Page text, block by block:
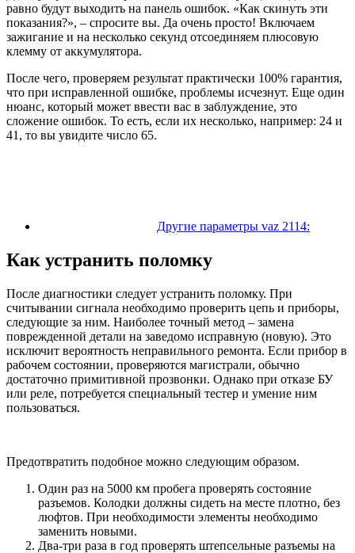
равно будут выходить на панель ошибок. «Как скинуть эти
показания?», – спросите вы. Да очень просто! Включаем
зажигание и на несколько секунд отсоединяем плюсовую
клемму от аккумулятора.
После чего, проверяем результат практически 100% гарантия,
что при исправленной ошибке, проблемы исчезнут. Еще один
нюанс, который может ввести вас в заблуждение, это
сложение ошибок. То есть, если их несколько, например: 24 и
41, то вы увидите число 65.
Другие параметры vaz 2114:
Как устранить поломку
После диагностики следует устранить поломку. При
считывании сигнала необходимо проверить цепь и приборы,
следующие за ним. Наиболее точный метод – замена
поврежденной детали на заведомо исправную (новую). Это
исключит вероятность неправильного ремонта. Если прибор в
рабочем состоянии, проверяются магистрали, обычно
достаточно примитивной прозвонки. Однако при отказе БУ
или реле, потребуется специальный тестер и умение ним
пользоваться.
Предотвратить подобное можно следующим образом.
Один раз на 5000 км пробега проверять состояние
разъемов. Колодки должны сидеть на месте плотно, без
люфтов. При необходимости элементы необходимо
заменить новыми.
Два-три раза в год проверять штепсельные разъемы на